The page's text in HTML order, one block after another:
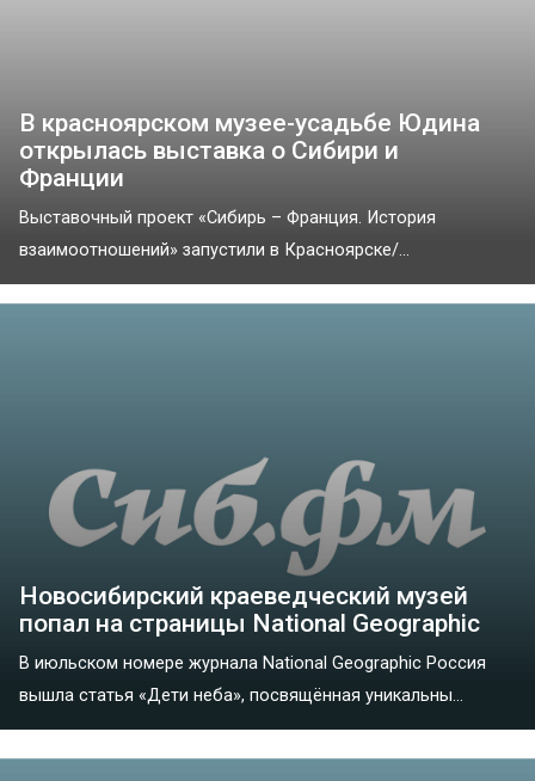
В красноярском музее-усадьбе Юдина
открылась выставка о Сибири и
Франции
Выставочный проект «Сибирь – Франция. История
взаимоотношений» запустили в Красноярске/...
Новосибирский краеведческий музей
попал на страницы National Geographic
В июльском номере журнала National Geographic Россия
вышла статья «Дети неба», посвящённая уникальны...